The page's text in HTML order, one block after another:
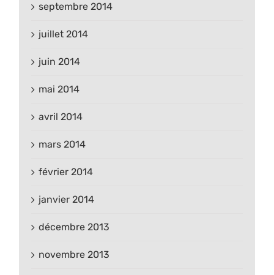
septembre 2014
juillet 2014
juin 2014
mai 2014
avril 2014
mars 2014
février 2014
janvier 2014
décembre 2013
novembre 2013